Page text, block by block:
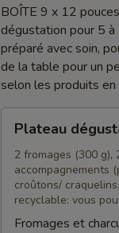
BOÎTE 9 x 12
dégustation pour 5
préparé avec soin,
de la table pour un
selon les produits en
dégustation
Apéro
Plateau
2 fromages (300 g),
accompagnements
croûtons/
recyclable: vous
Fromages et